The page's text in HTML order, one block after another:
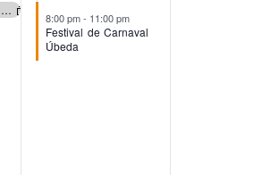
Actividades Deportivas Verano 2026
8:00 pm- 11:00 pm
Festival de Carnaval
Úbeda